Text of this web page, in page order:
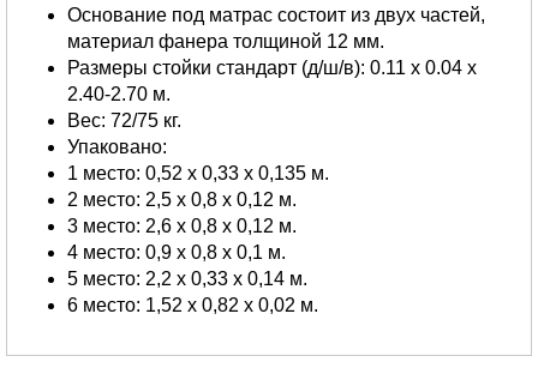
Основание под матрас состоит из двух частей,
материал фанера толщиной 12 мм.
Размеры стойки стандарт (д/ш/в): 0.11 х 0.04 х
2.40-2.70 м.
Вес: 72/75 кг.
Упаковано:
1 место: 0,52 х 0,33 х 0,135 м.
2 место: 2,5 х 0,8 х 0,12 м.
3 место: 2,6 х 0,8 х 0,12 м.
4 место: 0,9 х 0,8 х 0,1 м.
5 место: 2,2 х 0,33 х 0,14 м.
6 место: 1,52 х 0,82 х 0,02 м.